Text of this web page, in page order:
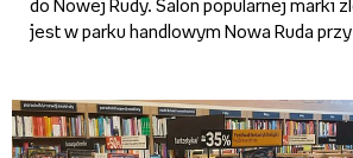
do Nowej Rudy. Salon popularnej marki
jest w parku handlowym Nowa Ruda
oraz...